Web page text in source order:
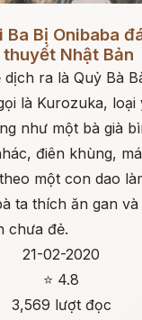
Ba Bị Onibaba
Nhật Bản
ra là Quỷ Bà
là Kurozuka, loại
như một bà già
điên khùng,
một con dao
ta thích ăn gan
chưa đẻ.
21-02-2020
⭐ 4.8
3,569 lượt đọc